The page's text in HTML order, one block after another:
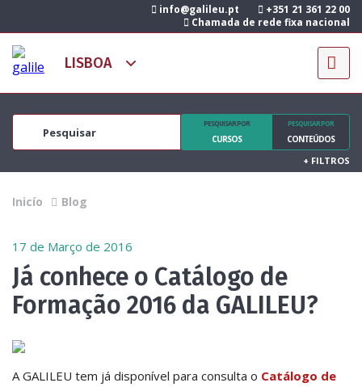
info@galileu.pt
+351 21 361 22 00
Chamada de rede fixa nacional
PESQUISAR POR
CURSOS
PESQUISAR POR
CONTEÚDOS
+ FILTROS
Inicío Blog
17 de Março de 2016
Já conhece o Catálogo de
Formação 2016 da GALILEU?
A GALILEU tem já disponível para consulta o Catálogo de